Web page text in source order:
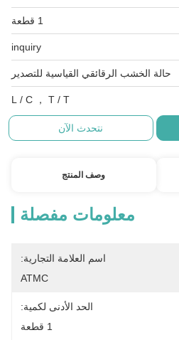
1 قطعة
inquiry
حالة الخشب الرقائقي القياسية للتصدير
L / C ， T / T
نتحدث الآن
وصف المنتج
معلومات مفصلة
اسم العلامة التجارية:
ATMC
الحد الأدنى لكمية:
1 قطعة